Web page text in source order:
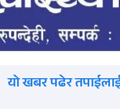
यो खबर पढेर